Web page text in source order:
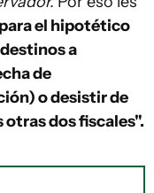
el hipotético
a
de
o desistir de
dos fiscales".